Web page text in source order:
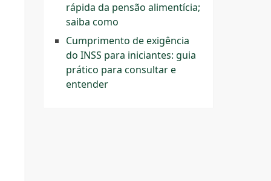
rápida da pensão alimentícia;
saiba como
Cumprimento de exigência
do INSS para iniciantes: guia
prático para consultar e
entender